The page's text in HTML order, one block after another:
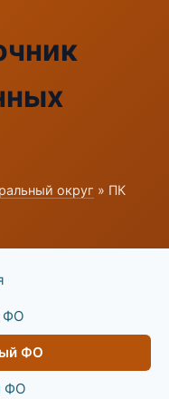
округ » ПК
ФО
ФО
ФО